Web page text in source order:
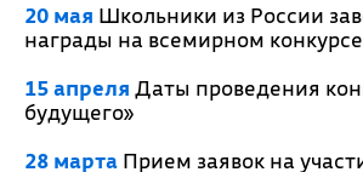
20 мая Школьники из России
награды на всемирном
15 апреля Даты проведения
будущего»
28 мартаПрием заявок на